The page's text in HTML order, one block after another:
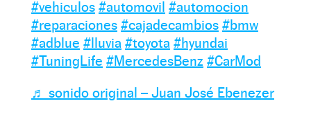
#vehiculos #automovil #automocion
#reparaciones #cajadecambios #bmw
#adblue #lluvia #toyota #hyundai
#TuningLife #MercedesBenz #CarMod
♬ sonido original – Juan José Ebenezer